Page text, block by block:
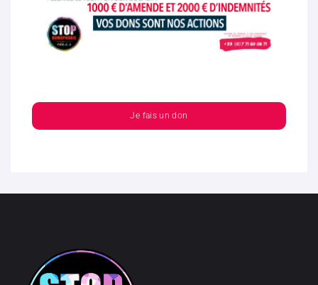
Je fais un don